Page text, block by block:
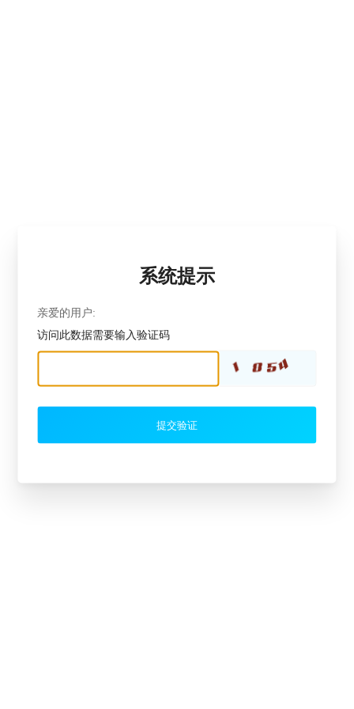
系统提示
亲爱的用户:
访问此数据需要输入验证码